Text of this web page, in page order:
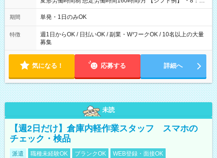
～21：00
期間 単発・1日のみOK
特徴
週1日からOK / 日払いOK / 副業・WワークOK / 10名以上の大量
募集
気になる！ 応募する 詳細へ
未読
【週2日だけ】倉庫内軽作業スタッフ スマホの
チェック・検品
派遣 職種未経験OK ブランクOK WEB登録・面接OK